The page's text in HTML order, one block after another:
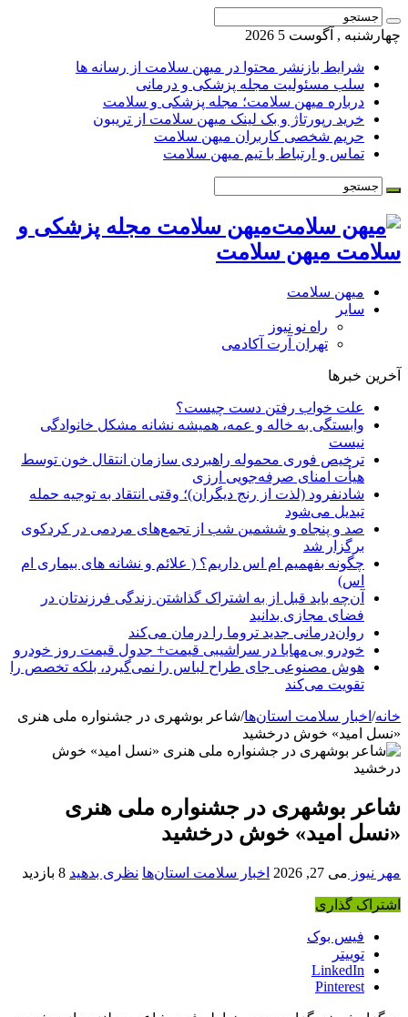
چهارشنبه , آگوست 5 2026
شرایط بازنشر محتوا در میهن سلامت از رسانه ها
سلب مسئولیت مجله پزشکی و درمانی
درباره میهن سلامت؛ مجله پزشکی و سلامت
خرید رپورتاژ و بک لینک میهن سلامت از تریبون
حریم شخصی کاربران میهن سلامت
تماس و ارتباط با تیم میهن سلامت
میهن سلامت مجله پزشکی و
سلامت میهن سلامت
میهن سلامت
سایر
راه نو نیوز
تهران آرت آکادمی
آخرین خبرها
علت خواب رفتن دست چیست؟
وابستگی به خاله و عمه، همیشه نشانه مشکل خانوادگی
نیست
ترخیص فوری محموله راهبردی سازمان انتقال خون توسط
هیأت امنای صرفه‌جویی ارزی
شادنفرود (لذت از رنج دیگران)؛ وقتی انتقاد به توجیه حمله
تبدیل می‌شود
صد و پنجاه‌ و ششمین شب از تجمع‌های مردمی در کردکوی
برگزار شد
چگونه بفهمیم ام اس داریم؟ ( علائم و نشانه های بیماری ام
اس)
آن‌چه باید قبل از به اشتراک گذاشتن زندگی فرزندتان در
فضای مجازی بدانید
روان‌درمانی جدید تروما را درمان می‌کند
خودرو بی‌مهابا در سراشیبی قیمت+ جدول قیمت روز خودرو
هوش مصنوعی جای طراح لباس را نمی‌گیرد، بلکه تخصص را
تقویت می‌کند
خانه/ اخبار سلامت استان‌ها/شاعر بوشهری در جشنواره ملی هنری
«نسل امید» خوش درخشید
شاعر بوشهری در جشنواره ملی هنری
«نسل امید» خوش درخشید
مهر نیوز می 27, 2026 اخبار سلامت استان‌ها نظری بدهید 8 بازدید
اشتراک گذاری
فیس بوک
توییتر
LinkedIn
Pinterest